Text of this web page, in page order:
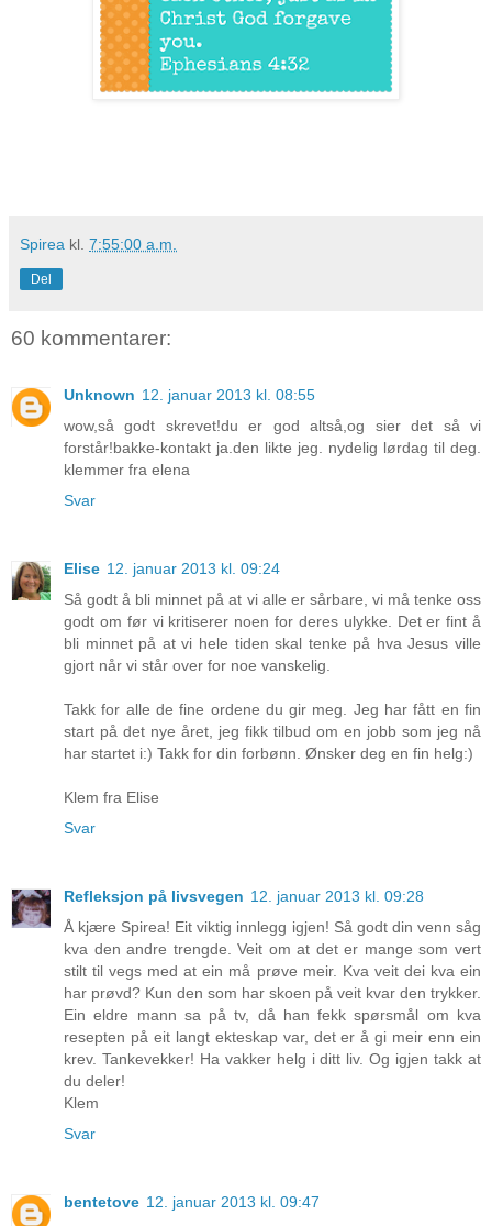
Spirea kl. 7:55:00 a.m.
Del
60 kommentarer:
Unknown 12. januar 2013 kl. 08:55
wow,så godt skrevet!du er god altså,og sier det så vi
forstår!bakke-kontakt ja.den likte jeg. nydelig lørdag til deg.
klemmer fra elena
Svar
Elise 12. januar 2013 kl. 09:24
Så godt å bli minnet på at vi alle er sårbare, vi må tenke oss
godt om før vi kritiserer noen for deres ulykke. Det er fint å
bli minnet på at vi hele tiden skal tenke på hva Jesus ville
gjort når vi står over for noe vanskelig.
Takk for alle de fine ordene du gir meg. Jeg har fått en fin
start på det nye året, jeg fikk tilbud om en jobb som jeg nå
har startet i:) Takk for din forbønn. Ønsker deg en fin helg:)
Klem fra Elise
Svar
Refleksjon på livsvegen 12. januar 2013 kl. 09:28
Å kjære Spirea! Eit viktig innlegg igjen! Så godt din venn såg
kva den andre trengde. Veit om at det er mange som vert
stilt til vegs med at ein må prøve meir. Kva veit dei kva ein
har prøvd? Kun den som har skoen på veit kvar den trykker.
Ein eldre mann sa på tv, då han fekk spørsmål om kva
resepten på eit langt ekteskap var, det er å gi meir enn ein
krev. Tankevekker! Ha vakker helg i ditt liv. Og igjen takk at
du deler!
Klem
Svar
bentetove 12. januar 2013 kl. 09:47